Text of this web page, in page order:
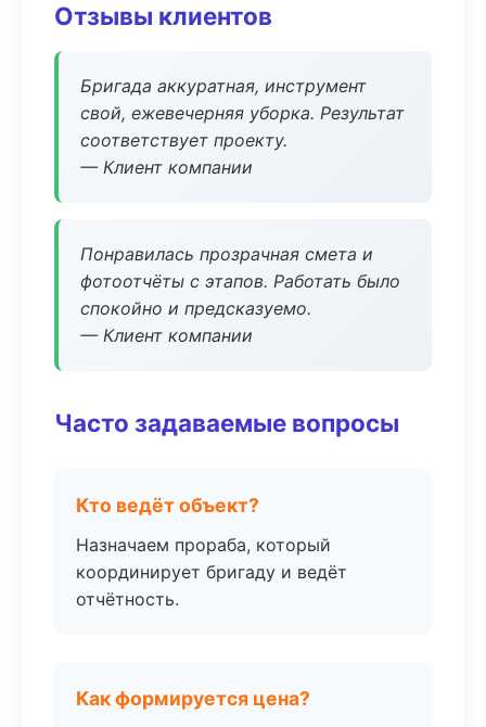
Отзывы клиентов
Бригада аккуратная, инструмент
свой, ежевечерняя уборка. Результат
соответствует проекту.
— Клиент компании
Понравилась прозрачная смета и
фотоотчёты с этапов. Работать было
спокойно и предсказуемо.
— Клиент компании
Часто задаваемые вопросы
Кто ведёт объект?
Назначаем прораба, который
координирует бригаду и ведёт
отчётность.
Как формируется цена?